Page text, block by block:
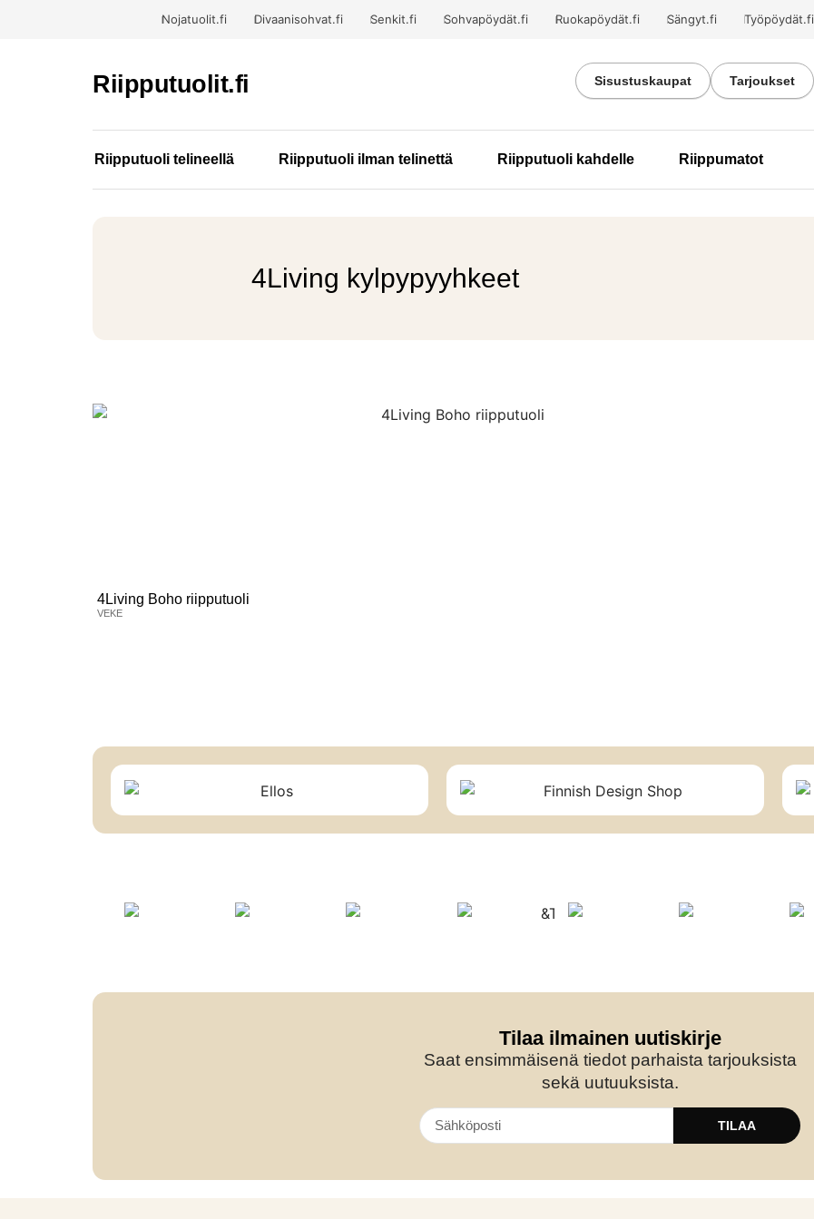
Nojatuolit.fi Divaanisohvat.fi Senkit.fi Sohvapöydät.fi Ruokapöydät.fi Sängyt.fi Työpöydät.fi
Riipputuolit.fi Sisustuskaupat Tarjoukset
Riipputuoli telineellä Riipputuoli ilman telinettä Riipputuoli kahdelle Riippumatot
4Living kylpypyyhkeet
4Living Boho riipputuoli
VEKE
Tilaa ilmainen uutiskirje
Saat ensimmäisenä tiedot parhaista tarjouksista
sekä uutuuksista.
TILAA